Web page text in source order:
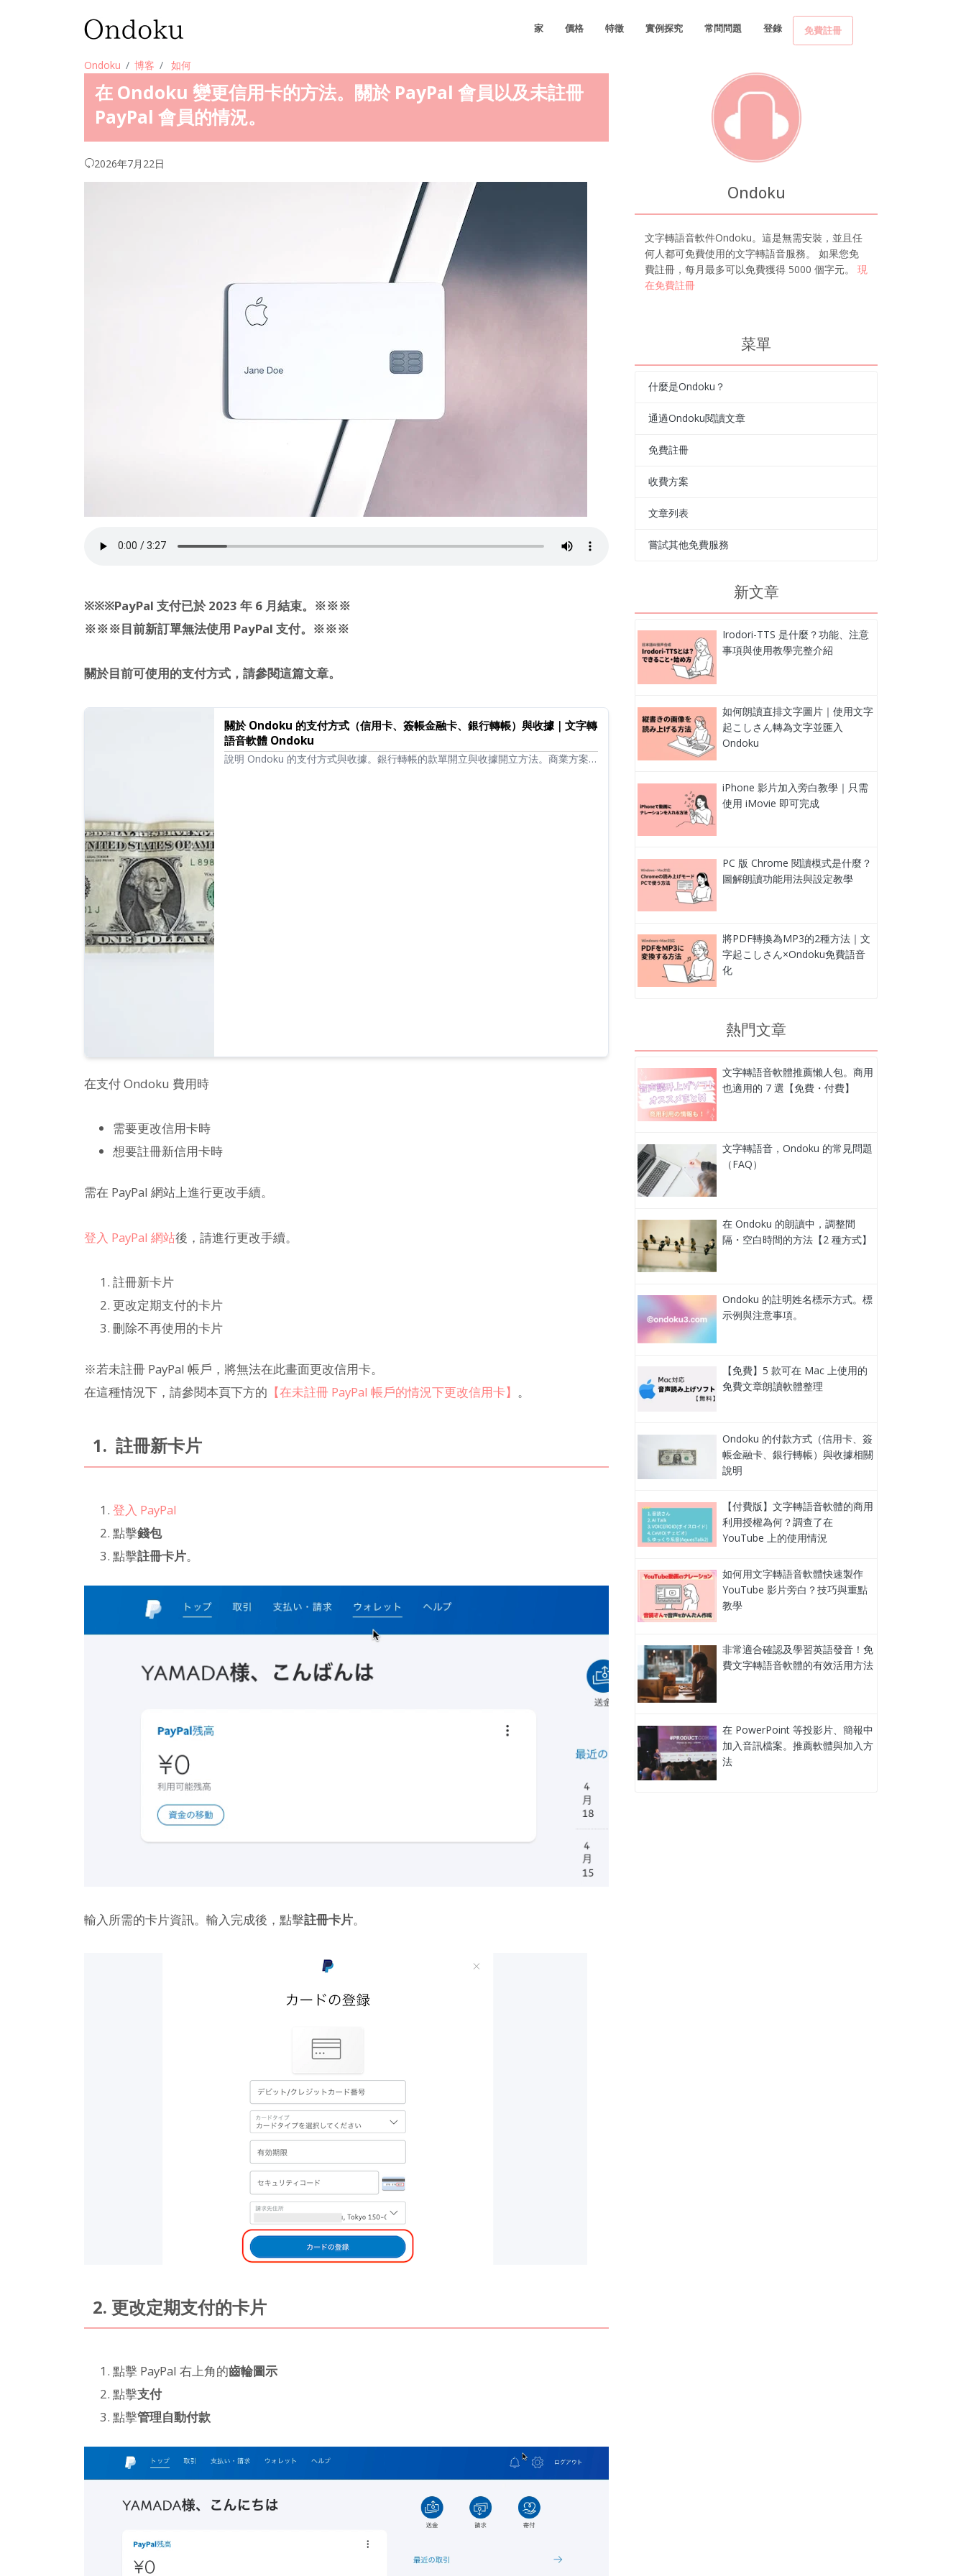
家 價格 特徵 實例探究 常問問題 登錄 免費註冊
Ondoku 博客 如何
在 Ondoku 變更信用卡的方法。關於 PayPal 會員以及未註冊
PayPal 會員的情況。
2026年7月22日
※※※PayPal 支付已於 2023 年 6 月結束。※※※
※※※目前新訂單無法使用 PayPal 支付。※※※
關於目前可使用的支付方式，請參閱這篇文章。
關於 Ondoku 的支付方式（信用卡、簽帳金融卡、銀行轉帳）與收據｜文字轉
語音軟體 Ondoku
說明 Ondoku 的支付方式與收據。銀行轉帳的款單開立與收據開立方法。商業方案
在支付 Ondoku 費用時
需要更改信用卡時
想要註冊新信用卡時
需在 PayPal 網站上進行更改手續。
登入 PayPal 網站後，請進行更改手續。
註冊新卡片
更改定期支付的卡片
刪除不再使用的卡片
※若未註冊 PayPal 帳戶，將無法在此畫面更改信用卡。
在這種情況下，請參閱本頁下方的 【在未註冊 PayPal 帳戶的情況下更改信用卡】 。
1. 註冊新卡片
登入 PayPal
點擊錢包
點擊註冊卡片。
輸入所需的卡片資訊。輸入完成後，點擊註冊卡片。
2. 更改定期支付的卡片
點擊 PayPal 右上角的齒輪圖示
點擊支付
點擊管理自動付款
Ondoku
文字轉語音軟件Ondoku。這是無需安裝，並且任
何人都可免費使用的文字轉語音服務。 如果您免
費註冊，每月最多可以免費獲得 5000 個字元。 現
在免費註冊
菜單
什麼是Ondoku？
通過Ondoku閱讀文章
免費註冊
收費方案
文章列表
嘗試其他免費服務
新文章
Irodori-TTS 是什麼？功能、注意
事項與使用教學完整介紹
如何朗讀直排文字圖片｜使用文字
起こしさん轉為文字並匯入
Ondoku
iPhone 影片加入旁白教學｜只需
使用 iMovie 即可完成
PC 版 Chrome 閱讀模式是什麼？
圖解朗讀功能用法與設定教學
將PDF轉換為MP3的2種方法｜文
字起こしさん×Ondoku免費語音
化
熱門文章
文字轉語音軟體推薦懶人包。商用
也適用的 7 選【免費・付費】
文字轉語音，Ondoku 的常見問題
（FAQ）
在 Ondoku 的朗讀中，調整間
隔・空白時間的方法【2 種方式】
Ondoku 的註明姓名標示方式。標
示例與注意事項。
【免費】5 款可在 Mac 上使用的
免費文章朗讀軟體整理
Ondoku 的付款方式（信用卡、簽
帳金融卡、銀行轉帳）與收據相關
說明
【付費版】文字轉語音軟體的商用
利用授權為何？調查了在
YouTube 上的使用情況
如何用文字轉語音軟體快速製作
YouTube 影片旁白？技巧與重點
教學
非常適合確認及學習英語發音！免
費文字轉語音軟體的有效活用方法
在 PowerPoint 等投影片、簡報中
加入音訊檔案。推薦軟體與加入方
法